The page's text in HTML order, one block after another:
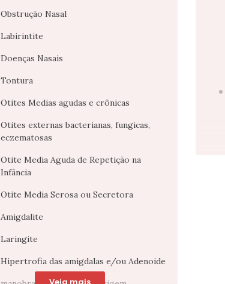
Obstrução Nasal
Labirintite
Doenças Nasais
Tontura
Otites Medias agudas e crônicas
Otites externas bacterianas, fungicas,
eczematosas
Otite Media Aguda de Repetição na
Infância
Otite Media Serosa ou Secretora
Amigdalite
Laringite
Hipertrofia das amigdalas e/ou Adenoide